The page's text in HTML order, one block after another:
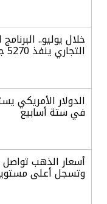
خلال يوليو..
التجاري ينفذ 5270 جولة رقابية
الدولار الأمريكي
في ستة أسابيع
أسعار الذهب تواصل
وتسجل أعلى